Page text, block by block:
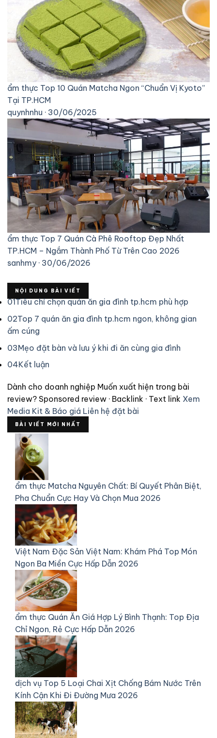
ẩm thực Top 10 Quán Matcha Ngon “Chuẩn Vị Kyoto”
Tại TP.HCM
quynhnhu · 30/06/2025
ẩm thực Top 7 Quán Cà Phê Rooftop Đẹp Nhất
TP.HCM – Ngắm Thành Phố Từ Trên Cao 2026
sanhmy · 30/06/2026
NỘI DUNG BÀI VIẾT
01Tiêu chí chọn quán ăn gia đình tp.hcm phù hợp
02Top 7 quán ăn gia đình tp.hcm ngon, không gian
ấm cúng
03Mẹo đặt bàn và lưu ý khi đi ăn cùng gia đình
04Kết luận
Dành cho doanh nghiệp Muốn xuất hiện trong bài
review? Sponsored review · Backlink · Text link Xem
Media Kit & Báo giá Liên hệ đặt bài
BÀI VIẾT MỚI NHẤT
ẩm thực Matcha Nguyên Chất: Bí Quyết Phân Biệt,
Pha Chuẩn Cực Hay Và Chọn Mua 2026
Việt Nam Đặc Sản Việt Nam: Khám Phá Top Món
Ngon Ba Miền Cực Hấp Dẫn 2026
ẩm thực Quán Ăn Giá Hợp Lý Bình Thạnh: Top Địa
Chỉ Ngon, Rẻ Cực Hấp Dẫn 2026
dịch vụ Top 5 Loại Chai Xịt Chống Bám Nước Trên
Kính Cận Khi Đi Đường Mưa 2026